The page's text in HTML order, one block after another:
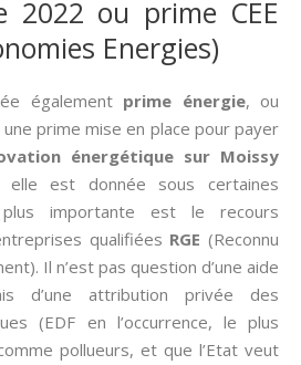
2022 ou prime CEE
Energies)
également prime énergie, ou
prime mise en place pour payer
énergétique sur Moissy
est donnée sous certaines
importante est le recours
qualifiées RGE (Reconnu
Il n’est pas question d’une aide
d’une attribution privée des
(EDF en l’occurrence, le plus
pollueurs, et que l’Etat veut